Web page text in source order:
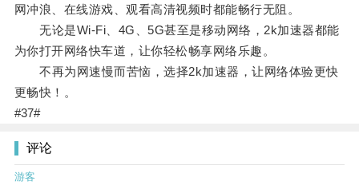
网冲浪、在线游戏、观看高清视频时都能畅行无阻。
无论是Wi-Fi、4G、5G甚至是移动网络，2k加速器都能
为你打开网络快车道，让你轻松畅享网络乐趣。
不再为网速慢而苦恼，选择2k加速器，让网络体验更快
更畅快！。
#37#
评论
游客